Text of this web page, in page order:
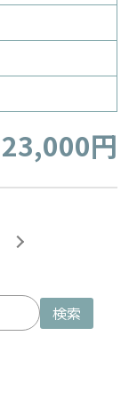
23,000円
検索